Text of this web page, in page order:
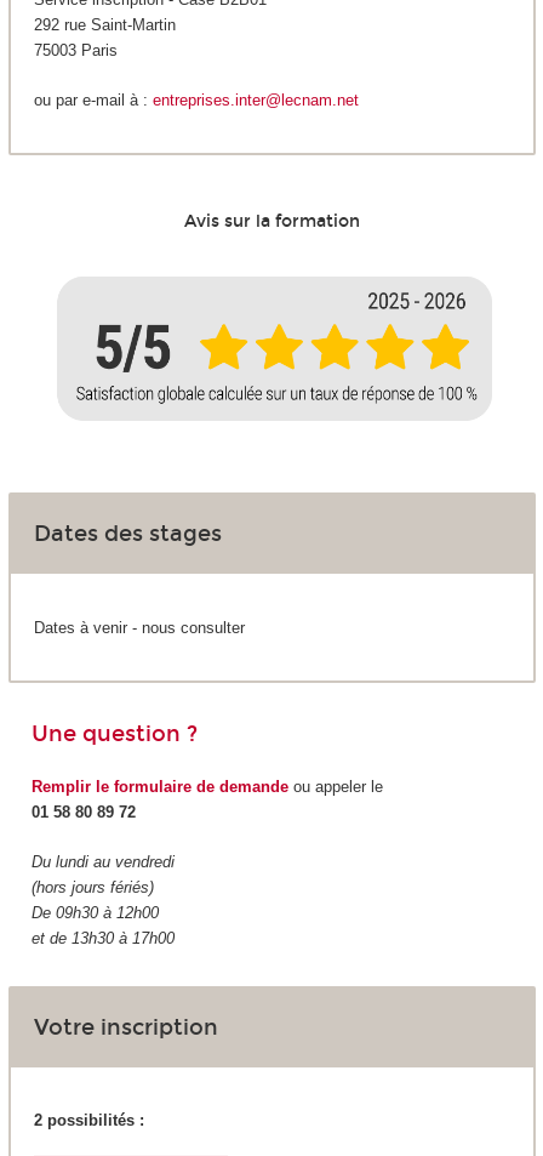
292 rue Saint-Martin
75003 Paris
ou par e-mail à : entreprises.inter@lecnam.net
Avis sur la formation
Dates des stages
Dates à venir - nous consulter
Une question ?
Remplir le formulaire de demandeou appeler le
01 58 80 89 72
Du lundi au vendredi
(hors jours fériés)
De 09h30 à 12h00
et de 13h30 à 17h00
Votre inscription
2 possibilités :